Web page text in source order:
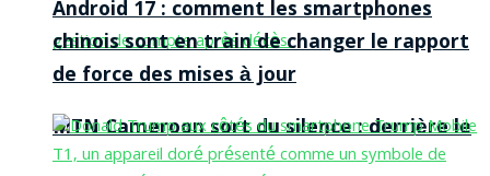
MTN Cameroon sort du silence : derrière le
Android 17 : comment les smartphones
chinois sont en train de changer le rapport
de force des mises à jour